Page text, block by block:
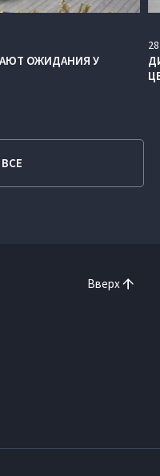
ОЖИДАНИЯ У
28
Вверх